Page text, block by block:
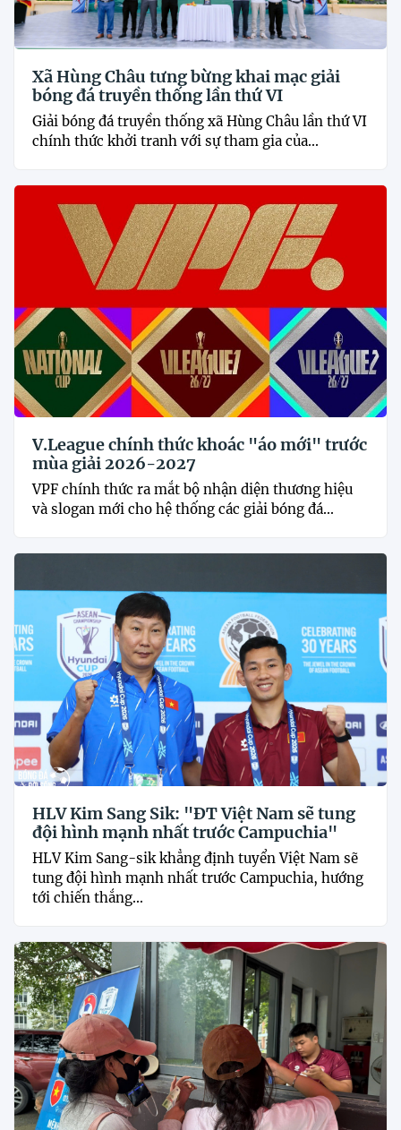
Xã Hùng Châu tưng bừng khai mạc giải
bóng đá truyền thống lần thứ VI
Giải bóng đá truyền thống xã Hùng Châu lần thứ VI
chính thức khởi tranh với sự tham gia của...
V.League chính thức khoác "áo mới" trước
mùa giải 2026-2027
VPF chính thức ra mắt bộ nhận diện thương hiệu
và slogan mới cho hệ thống các giải bóng đá...
HLV Kim Sang Sik: "ĐT Việt Nam sẽ tung
đội hình mạnh nhất trước Campuchia"
HLV Kim Sang-sik khẳng định tuyển Việt Nam sẽ
tung đội hình mạnh nhất trước Campuchia, hướng
tới chiến thắng...